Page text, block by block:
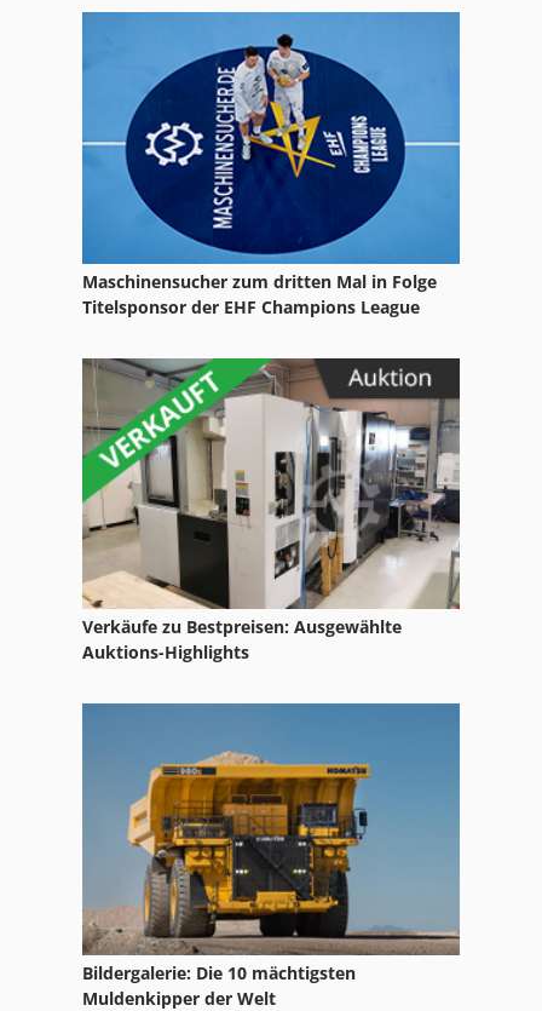
Uniteam Ultra
Zusammentragmaschine
Maschinensucher zum dritten Mal in Folge
Titelsponsor der EHF Champions League
Verkäufe zu Bestpreisen: Ausgewählte
Auktions-Highlights
Bildergalerie: Die 10 mächtigsten
Muldenkipper der Welt